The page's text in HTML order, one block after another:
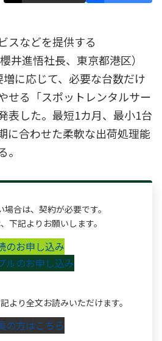
スなどを提供する
井進悟社長、東京都港区）
に応じて、必要な台数だけ
せる「スポットレンタルサー
表した。最短1カ月、最小1台
に合わせた柔軟な出荷処理能
合は、契約が必要です。
下記よりお願いします。
のお申し込み
ルのお申し込み
より全文お読みいただけます。
の方はこちら